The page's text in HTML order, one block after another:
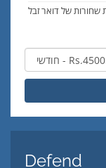
שחורות של דואר זבל
Defend